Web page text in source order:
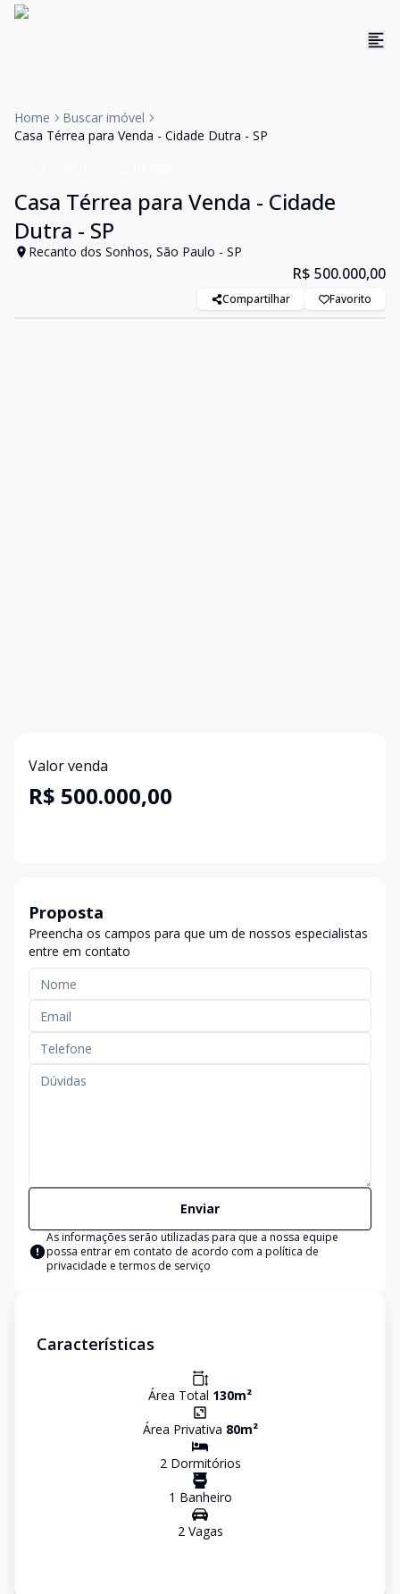
Home
Buscar imóvel
Casa Térrea para Venda - Cidade Dutra - SP
Casa Térrea para Venda - Cidade
Dutra - SP
Recanto dos Sonhos, São Paulo - SP
R$ 500.000,00
Compartilhar Favorito
Valor venda
R$ 500.000,00
Proposta
Preencha os campos para que um de nossos especialistas
entre em contato
Enviar
As informações serão utilizadas para que a nossa equipe
possa entrar em contato de acordo com a política de
privacidade e termos de serviço
Características
Área Total 130m²
Área Privativa 80m²
2Dormitórios
1 Banheiro
2Vagas